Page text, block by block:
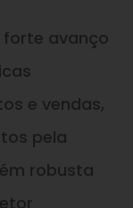
forte avanço
e vendas,
pela
robusta